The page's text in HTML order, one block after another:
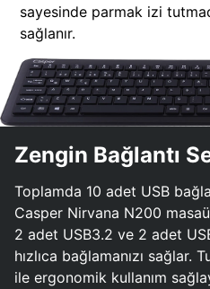
sayesinde parmak izi
sağlanır.
Zengin Bağlantı
Toplamda 10 adet USB
Casper Nirvana N200
2 adet USB3.2 ve 2 adet
hızlıca bağlamanızı sağlar.
ile ergonomik kullanım